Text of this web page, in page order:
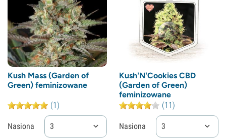
Kush Mass (Garden of
Green) feminizowane
(1)
Nasiona 3
Kush'N'Cookies CBD
(Garden of Green)
feminizowane
(11)
Nasiona 3